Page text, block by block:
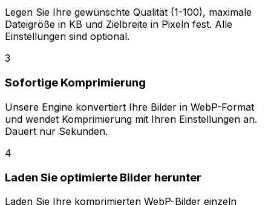
Legen Sie Ihre gewünschte Qualität (1-100), maximale
Dateigröße in KB und Zielbreite in Pixeln fest. Alle
Einstellungen sind optional.
3
Sofortige Komprimierung
Unsere Engine konvertiert Ihre Bilder in WebP-Format
und wendet Komprimierung mit Ihren Einstellungen an.
Dauert nur Sekunden.
4
Laden Sie optimierte Bilder herunter
Laden Sie Ihre komprimierten WebP-Bilder einzeln